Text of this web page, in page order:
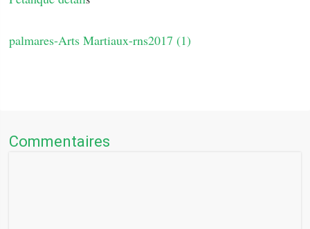
palmares-Arts Martiaux-rns2017 (1)
Commentaires